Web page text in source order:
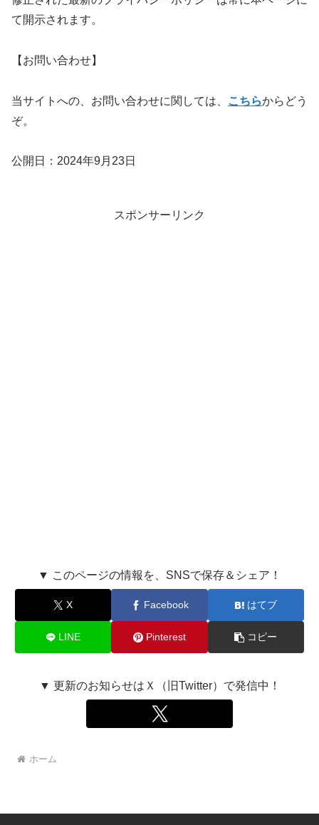
て開示されます。
【お問い合わせ】
当サイトへの、お問い合わせに関しては、 こちらからどう
ぞ。
公開日：2024年9月23日
スポンサーリンク
▼ このページの情報を、SNSで保存＆シェア！
X Facebook はてブ
LINE Pinterest コピー
▼ 更新のお知らせはＸ（旧Twitter）で発信中！
ホーム